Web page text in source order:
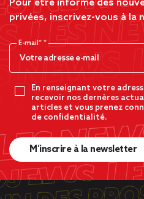
Pour être informé des
privées, inscrivez-vous à la
E-mail*
En renseignant votre
recevoir nos dernères
articles et vous prenez
de confidentialité.
M’inscrire à la newsletter